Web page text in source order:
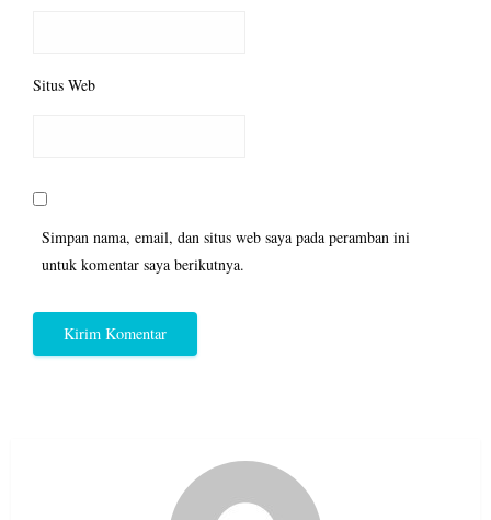
Situs Web
Simpan nama, email, dan situs web saya pada peramban ini
untuk komentar saya berikutnya.